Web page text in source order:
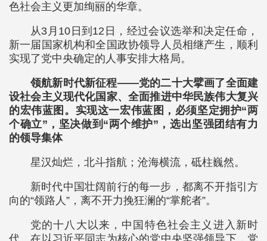
色社会主义更加绚丽的华章。
从3月10日到12日，经过会议选举和决定任命，
新一届国家机构和全国政协领导人员相继产生，顺利
实现了党中央确定的人事安排大格局。
领航新时代新征程——党的二十大擘画了全面建
设社会主义现代化国家、全面推进中华民族伟大复兴
的宏伟蓝图。实现这一宏伟蓝图，必须坚定拥护“两
个确立”，坚决做到“两个维护”，选出坚强团结有力
的领导集体
星汉灿烂，北斗指航；沧海横流，砥柱巍然。
新时代中国壮阔前行的每一步，都离不开指引方
向的“领路人”，离不开力挽狂澜的“掌舵者”。
党的十八大以来，中国特色社会主义进入新时
代。在以习近平同志为核心的党中央坚强领导下，党